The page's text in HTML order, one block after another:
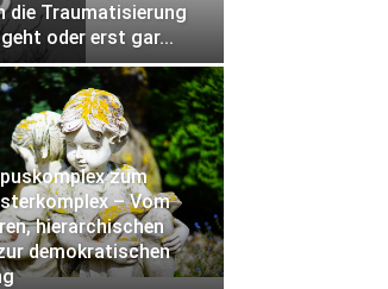
die Traumatisierung
oder erst gar...
zum
– Vom
hierarchischen
demokratischen